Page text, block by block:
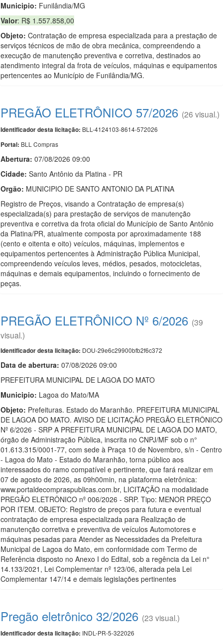
Municipio: Funilândia/MG
Valor: R$ 1.557.858,00
Objeto: Contratação de empresa especializada para a prestação de
serviços técnicos de mão de obra mecânica, compreendendo a
execução de manutenção preventiva e corretiva, destinados ao
atendimento integral da frota de veículos, máquinas e equipamentos
pertencentes ao Município de Funilândia/MG.
PREGÃO ELETRÔNICO 57/2026 (26 visual.)
Identificador desta licitação: BLL-4124103-8614-572026
Portal: BLL Compras
Abertura: 07/08/2026 09:00
Cidade: Santo Antônio da Platina - PR
Orgão: MUNICIPIO DE SANTO ANTONIO DA PLATINA
Registro de Preços, visando a Contratação de empresa(s)
especializada(s) para prestação de serviços de manutenção
preventiva e corretiva da frota oficial do Município de Santo Antônio
da Platina/PR, atualmente composta por aproximadamente 188
(cento e oitenta e oito) veículos, máquinas, implementos e
equipamentos pertencentes à Administração Pública Municipal,
compreendendo veículos leves, médios, pesados, motocicletas,
máquinas e demais equipamentos, incluindo o fornecimento de
peças.
PREGÃO ELETRÔNICO Nº 6/2026 (39
visual.)
Identificador desta licitação: DOU-29e6c29900bfb2f6c372
Data de abertura: 07/08/2026 09:00
PREFEITURA MUNICIPAL DE LAGOA DO MATO
Municipio: Lagoa do Mato/MA
Objeto: Prefeituras. Estado do Maranhão. PREFEITURA MUNICIPAL
DE LAGOA DO MATO. AVISO DE LICITAÇÃO PREGÃO ELETRÔNICO
Nº 6/2026 - SRP A PREFEITURA MUNICIPAL DE LAGOA DO MATO,
órgão de Administração Pública, inscrita no CNPJ/MF sob o n°
01.613.315/0001-77, com sede à Praça 10 de Novembro, s/n - Centro
- Lagoa do Mato - Estado do Maranhão, torna público aos
interessados do ramo compatível e pertinente, que fará realizar em
07 de agosto de 2026, as 09h00min, na plataforma eletrônica:
www.portaldecompraspublicas.com.br, LICITAÇÃO na modalidade
PREGÃO ELETRÔNICO nº 006/2026 - SRP. Tipo: MENOR PREÇO
POR ITEM. OBJETO: Registro de preços para futura e eventual
contratação de empresa especializada para Realização de
manutenção corretiva e preventiva de veículos Automotores e
máquinas pesadas para Atender as Necessidades da Prefeitura
Municipal de Lagoa do Mato, em conformidade com Termo de
Referência disposto no Anexo I do Edital, sob a regência da Lei n°
14.133/2021, Lei Complementar nº 123/06, alterada pela Lei
Complementar 147/14 e demais legislações pertinentes
Pregão eletrônico 32/2026 (23 visual.)
Identificador desta licitação: INDL-PR-5-322026